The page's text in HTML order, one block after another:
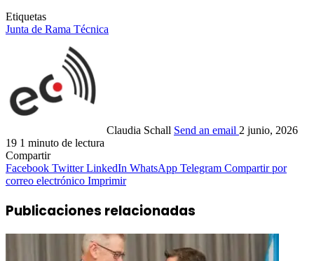
Etiquetas
Junta de Rama Técnica
Claudia Schall Send an email 2 junio, 2026
19 1 minuto de lectura
Compartir
Facebook Twitter LinkedIn WhatsApp Telegram Compartir por
correo electrónico Imprimir
Publicaciones relacionadas